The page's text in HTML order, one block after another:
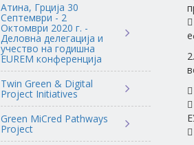
Атина, Грција 30
Септември - 2
Октомври 2020 г. -
Деловна делегација и
учество на годишна
EUREM конференција
Twin Green & Digital
Project Initiatives
Green MiCred Pathways
Project